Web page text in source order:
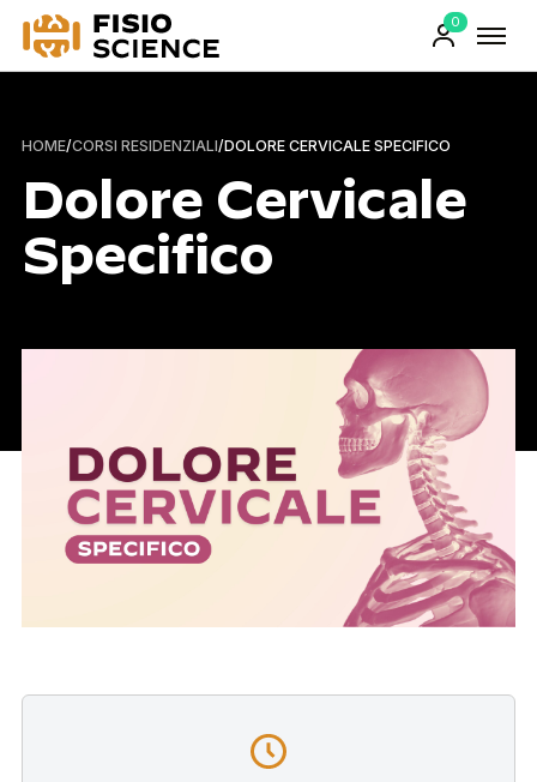
0
Prodotti
HOME/CORSI RESIDENZIALI/DOLORE CERVICALE SPECIFICO
Dolore Cervicale
Specifico